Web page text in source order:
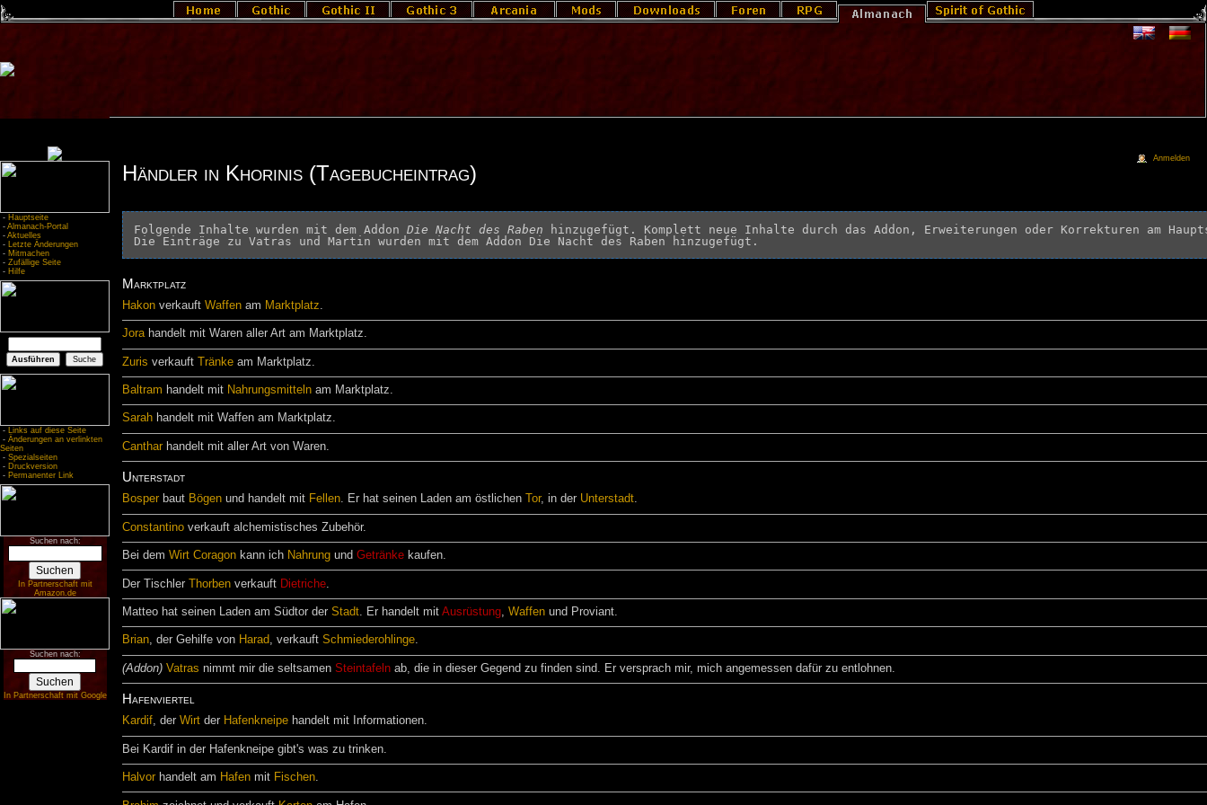
- Hauptseite
- Almanach-Portal
- Aktuelles
- Letzte Änderungen
- Mitmachen
- Zufällige Seite
- Hilfe
- Links auf diese Seite
- Änderungen an verlinkten
Seiten
- Spezialseiten
- Druckversion
- Permanenter Link
Suchen nach:
In Partnerschaft mit
Amazon.de
Suchen nach:
In Partnerschaft mit Google
Händler in Khorinis (Tagebucheintrag)
Folgende Inhalte wurden mit dem Addon Die Nacht des Raben hinzugefügt. Komplett neue Inhalte durch das Addon, Erweiterungen oder Korrekturen am
Marktplatz
Hakonverkauft Waffenam Marktplatz
Jorahandelt mit Waren aller Art am Marktplatz.
Zuris verkauft Tränkeam Marktplatz.
Baltram handelt mit Nahrungsmittelnam Marktplatz.
Sarahhandelt mit Waffen am Marktplatz.
Cantharhandelt mit aller Art von Waren.
Unterstadt
Bosperbaut Bögenund handelt mit Fellen. Er hat seinen Laden am östlichen Tor, in der Unterstadt.
Constantinoverkauft alchemistisches Zubehör.
Bei dem Wirt Coragonkann ich Nahrungund Getränkekaufen.
Der Tischler Thorbenverkauft Dietriche.
Matteo hat seinen Laden am Südtor der Stadt. Er handelt mit Ausrüstung, Waffenund Proviant.
Brian, der Gehilfe von Harad, verkauft Schmiederohlinge.
(Addon) Vatras nimmt mir die seltsamen Steintafelnab, die in dieser Gegend zu finden sind. Er versprach mir, mich angemessen dafür zu entlohnen.
Hafenviertel
Kardif, der Wirtder Hafenkneipehandelt mit Informationen.
Bei Kardif in der Hafenkneipe gibt's was zu trinken.
Halvorhandelt am Hafenmit Fischen.
Anmelden